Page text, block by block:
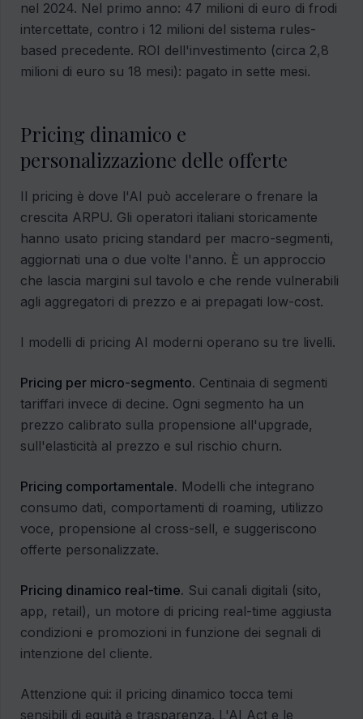
nel 2024. Nel primo anno: 47 milioni di euro di frodi
intercettate, contro i 12 milioni del sistema rules-
based precedente. ROI dell'investimento (circa 2,8
milioni di euro su 18 mesi): pagato in sette mesi.
Pricing dinamico e
personalizzazione delle offerte
Il pricing è dove l'AI può accelerare o frenare la
crescita ARPU. Gli operatori italiani storicamente
hanno usato pricing standard per macro-segmenti,
aggiornati una o due volte l'anno. È un approccio
che lascia margini sul tavolo e che rende vulnerabili
agli aggregatori di prezzo e ai prepagati low-cost.
I modelli di pricing AI moderni operano su tre livelli.
Pricing per micro-segmento. Centinaia di segmenti
tariffari invece di decine. Ogni segmento ha un
prezzo calibrato sulla propensione all'upgrade,
sull'elasticità al prezzo e sul rischio churn.
Pricing comportamentale. Modelli che integrano
consumo dati, comportamenti di roaming, utilizzo
voce, propensione al cross-sell, e suggeriscono
offerte personalizzate.
Pricing dinamico real-time. Sui canali digitali (sito,
app, retail), un motore di pricing real-time aggiusta
condizioni e promozioni in funzione dei segnali di
intenzione del cliente.
Attenzione qui: il pricing dinamico tocca temi
sensibili di equità e trasparenza. L'AI Act e le